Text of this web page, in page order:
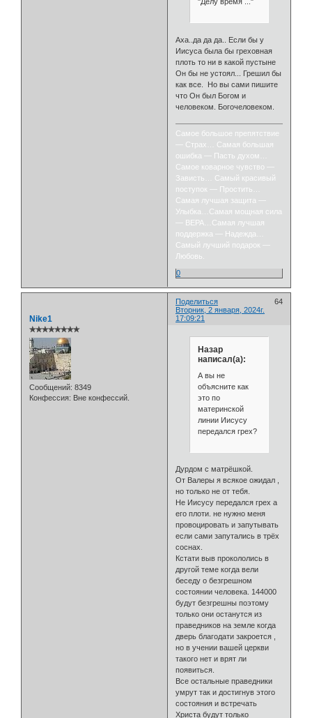
"Делу время ..."
Аха..да да да.. Если бы у
Иисуса была бы греховная
плоть то ни в какой пустыне
Он бы не устоял... Грешил бы
как все. Но вы сами пишите
что Он был Богом и
человеком. Богочеловеком.
Самое большое препятствие
— Страх… Самая большая
ошибка — Пасть духом…
Самое коварное чувство —
Зависть… Самый красивый
поступок — Простить…
Самая лучшая защита —
Улыбка…Самая мощная сила
— ВЕРА…Самая лучшая
поддержка — Надежда…
Самый лучший подарок —
Любовь.
0
Поделиться
64
Вторник, 2 января, 2024г.
17:09:21
Nike1
✯✯✯✯✯✯✯✯
Сообщений: 8349
Конфессия: Вне конфессий.
Назар
написал(а):
А вы не
объясните как
это по
материнской
линии Иисусу
передался грех?
Дурдом с матрёшкой.
От Валеры я всякое ожидал ,
но только не от тебя.
Не Иисусу передался грех а
его плоти. не нужно меня
провоцировать и запутывать
если сами запутались в трёх
соснах.
Кстати выв прокололись в
другой теме когда вели
беседу о безгрешном
состоянии человека. 144000
будут безгрешны поэтому
только они останутся из
праведников на земле когда
дверь благодати закроется ,
но в учении вашей церкви
такого нет и врят ли
появиться.
Все остальные праведники
умрут так и достигнув этого
состояния и встречать
Христа будут только